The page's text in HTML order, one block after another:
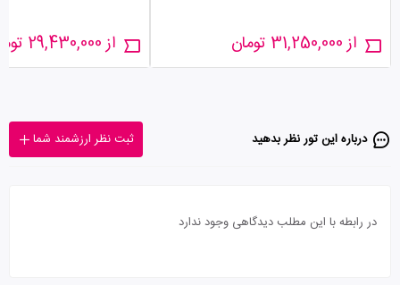
از 31,250,000 تومان از 29,430,000 تومان
درباره این تور‌ نظر بدهید ثبت نظر ارزشمند شما
در رابطه با این مطلب دیدگاهی وجود ندارد